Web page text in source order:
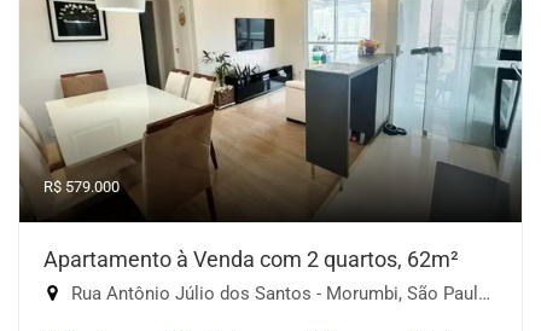
R$ 579.000
Apartamento à Venda com 2 quartos, 62m²
Rua Antônio Júlio dos Santos - Morumbi, São Paulo-SP